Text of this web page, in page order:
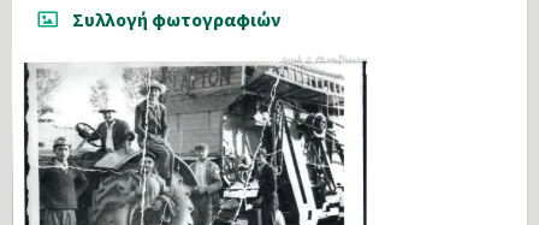
Συλλογή φωτογραφιών